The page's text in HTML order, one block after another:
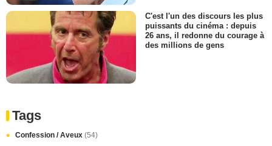
C'est l'un des discours les plus
puissants du cinéma : depuis
26 ans, il redonne du courage à
des millions de gens
Tags
Confession / Aveux (54)